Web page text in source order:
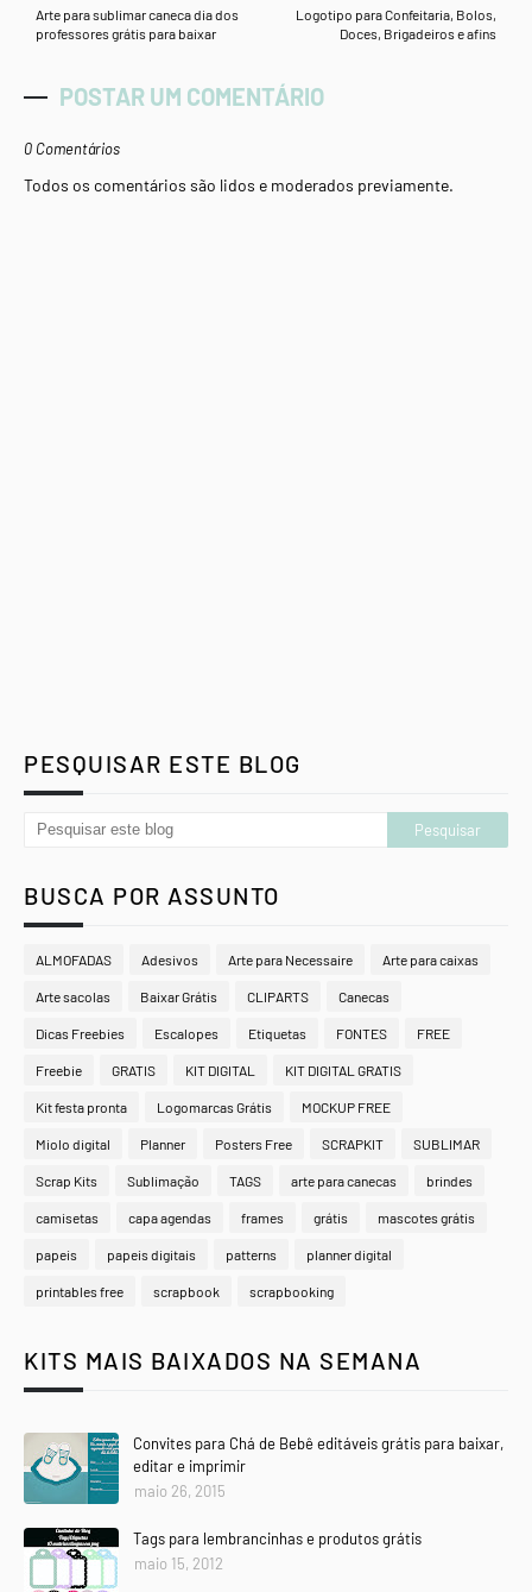
Logotipo para Confeitaria, Bolos,
Doces, Brigadeiros e afins
Arte para sublimar caneca dia dos
professores grátis para baixar
POSTAR UM COMENTÁRIO
0 Comentários
Todos os comentários são lidos e moderados previamente.
PESQUISAR ESTE BLOG
BUSCA POR ASSUNTO
ALMOFADAS Adesivos Arte para Necessaire Arte para caixas
Arte sacolas Baixar Grátis CLIPARTS Canecas
Dicas Freebies Escalopes Etiquetas FONTES FREE
Freebie GRATIS KIT DIGITAL KIT DIGITAL GRATIS
Kit festa pronta Logomarcas Grátis MOCKUP FREE
Miolo digital Planner Posters Free SCRAPKIT SUBLIMAR
Scrap Kits Sublimação TAGS arte para canecas brindes
camisetas capa agendas frames grátis mascotes grátis
papeis papeis digitais patterns planner digital
printables free scrapbook scrapbooking
KITS MAIS BAIXADOS NA SEMANA
Convites para Chá de Bebê editáveis grátis para baixar,
editar e imprimir
maio 26, 2015
Tags para lembrancinhas e produtos grátis
maio 15, 2012